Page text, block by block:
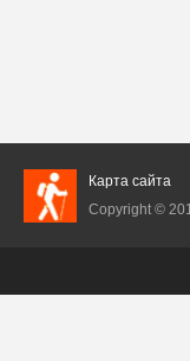
Карта сайта
Copyright ©